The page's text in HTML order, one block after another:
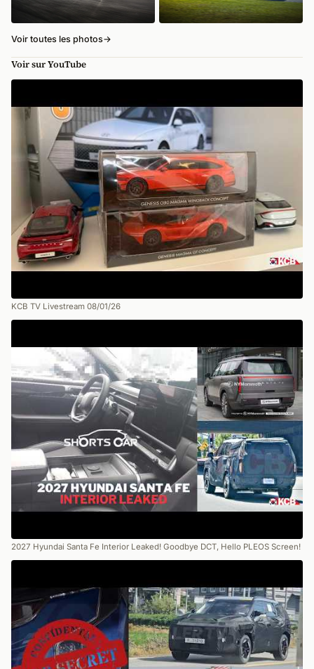
Voir toutes les photos→
Voir sur YouTube
KCB TV Livestream 08/01/26
2027 Hyundai Santa Fe Interior Leaked! Goodbye DCT, Hello PLEOS Screen!